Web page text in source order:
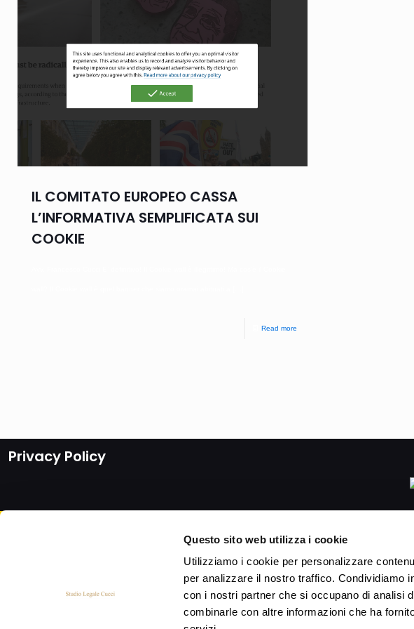
Questo sito web utilizza i cookie
Utilizziamo i cookie per personalizzare
per analizzare il nostro traffico. Condividiamo
con i nostri partner che si occupano di analisi
combinarle con altre informazioni che ha
IL COMITATO EUROPEO CASSA
L’INFORMATIVA SEMPLIFICATA SUI
COOKIE
Read more
Privacy Policy